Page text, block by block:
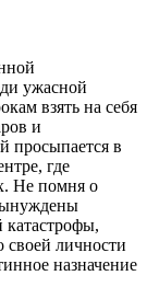
ужасной
взять на себя
и
просыпается в
где
Не помня о
катастрофы,
своей личности
назначение